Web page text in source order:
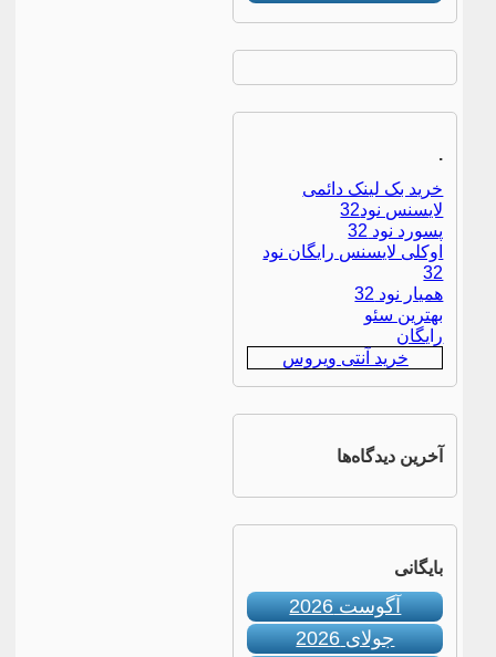
.
خرید بک لینک دائمی
لایسنس نود32
پسورد نود 32
اوکلی لایسنس رایگان نود
32
همیار نود 32
بهترین سئو
رایگان
خرید آنتی ویروس
آخرین دیدگاه‌ها
بایگانی
آگوست 2026
جولای 2026